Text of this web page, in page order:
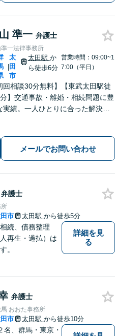
の解決を目指します【土日・夜間
可能】。
準一 弁護士
一法律事務所
|
太
田
市
太田駅 か
ら徒歩6分
営業時間：09:00~1
7:00（平日）
回相談30分無料】【東武太田駅徒
】交通事故・離婚・相続問題に豊
実績。一人ひとりに合った解決方
相談ください。
メールでお問い合わせ
弁護士
市 太田駅 から徒歩5分
続、債務整理
人再生・過払）は
。
詳細を見
る
弁護士
おおた事務所
市 太田駅 から徒歩10分
名、群馬・東京・